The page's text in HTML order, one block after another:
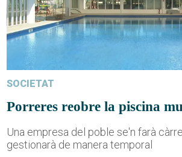
SOCIETAT
Porreres reobre la piscina
Una empresa del poble se'n farà
gestionarà de manera temporal